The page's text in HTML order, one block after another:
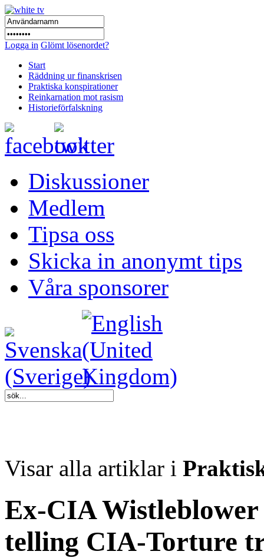
Logga in Glömt lösenordet?
Start
Räddning ur finanskrisen
Praktiska konspirationer
Reinkarnation mot rasism
Historieförfalskning
Diskussioner
Medlem
Tipsa oss
Skicka in anonymt tips
Våra sponsorer
Visar alla artiklar i
Ex-CIA
telling CIA-Torture